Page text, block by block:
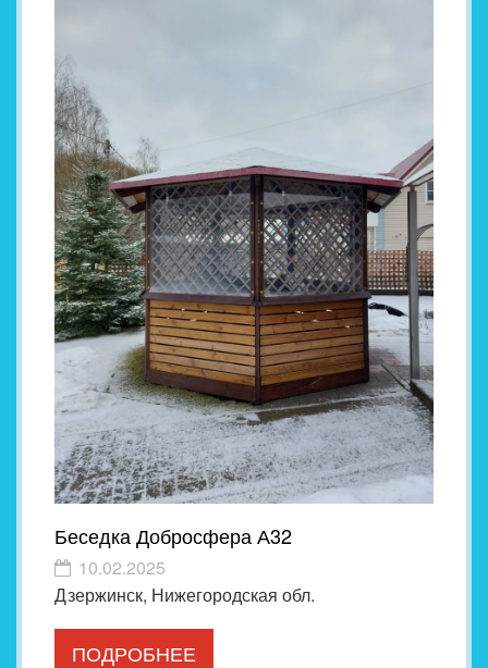
Беседка Добросфера А32
10.02.2025
Дзержинск, Нижегородская обл.
ПОДРОБНЕЕ